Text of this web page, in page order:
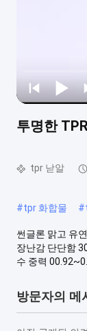
투명한
tpr 낟알
#tpr 화합물 #
썬글론 맑고 유
장난감 단단함
수 중력
방문자의 메